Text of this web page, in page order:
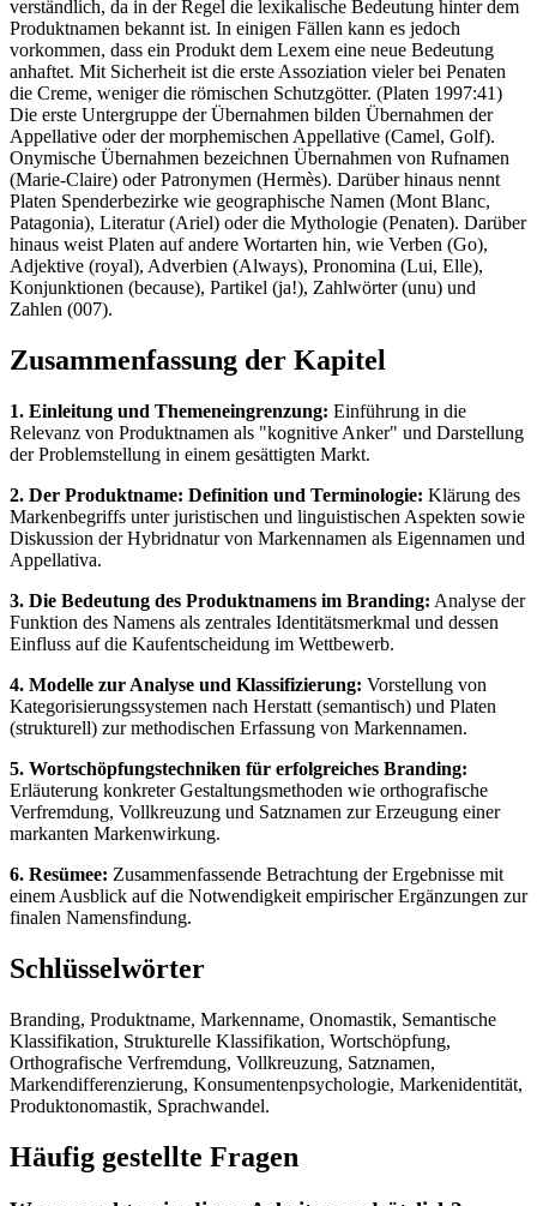
verständlich, da in der Regel die lexikalische Bedeutung hinter dem
Produktnamen bekannt ist. In einigen Fällen kann es jedoch
vorkommen, dass ein Produkt dem Lexem eine neue Bedeutung
anhaftet. Mit Sicherheit ist die erste Assoziation vieler bei Penaten
die Creme, weniger die römischen Schutzgötter. (Platen 1997:41)
Die erste Untergruppe der Übernahmen bilden Übernahmen der
Appellative oder der morphemischen Appellative (Camel, Golf).
Onymische Übernahmen bezeichnen Übernahmen von Rufnamen
(Marie-Claire) oder Patronymen (Hermès). Darüber hinaus nennt
Platen Spenderbezirke wie geographische Namen (Mont Blanc,
Patagonia), Literatur (Ariel) oder die Mythologie (Penaten). Darüber
hinaus weist Platen auf andere Wortarten hin, wie Verben (Go),
Adjektive (royal), Adverbien (Always), Pronomina (Lui, Elle),
Konjunktionen (because), Partikel (ja!), Zahlwörter (unu) und
Zahlen (007).
Zusammenfassung der Kapitel
1. Einleitung und Themeneingrenzung: Einführung in die
Relevanz von Produktnamen als "kognitive Anker" und Darstellung
der Problemstellung in einem gesättigten Markt.
2. Der Produktname: Definition und Terminologie: Klärung des
Markenbegriffs unter juristischen und linguistischen Aspekten sowie
Diskussion der Hybridnatur von Markennamen als Eigennamen und
Appellativa.
3. Die Bedeutung des Produktnamens im Branding: Analyse der
Funktion des Namens als zentrales Identitätsmerkmal und dessen
Einfluss auf die Kaufentscheidung im Wettbewerb.
4. Modelle zur Analyse und Klassifizierung: Vorstellung von
Kategorisierungssystemen nach Herstatt (semantisch) und Platen
(strukturell) zur methodischen Erfassung von Markennamen.
5. Wortschöpfungstechniken für erfolgreiches Branding:
Erläuterung konkreter Gestaltungsmethoden wie orthografische
Verfremdung, Vollkreuzung und Satznamen zur Erzeugung einer
markanten Markenwirkung.
6. Resümee: Zusammenfassende Betrachtung der Ergebnisse mit
einem Ausblick auf die Notwendigkeit empirischer Ergänzungen zur
finalen Namensfindung.
Schlüsselwörter
Branding, Produktname, Markenname, Onomastik, Semantische
Klassifikation, Strukturelle Klassifikation, Wortschöpfung,
Orthografische Verfremdung, Vollkreuzung, Satznamen,
Markendifferenzierung, Konsumentenpsychologie, Markenidentität,
Produktonomastik, Sprachwandel.
Häufig gestellte Fragen